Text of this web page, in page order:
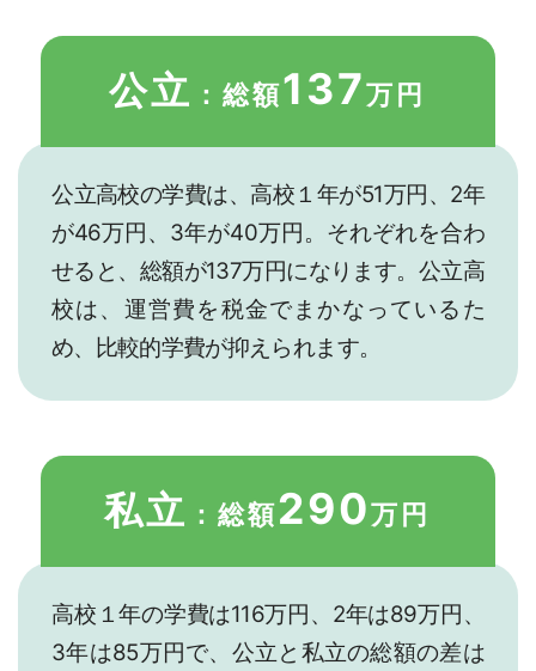
公立 ：総額137万円
公立高校の学費は、高校１年が51万円、2年
が46万円、3年が40万円。それぞれを合わ
せると、総額が137万円になります。公立高
校は、運営費を税金でまかなっているた
め、比較的学費が抑えられます。
私立 ：総額290万円
高校１年の学費は116万円、2年は89万円、
3年は85万円で、公立と私立の総額の差は